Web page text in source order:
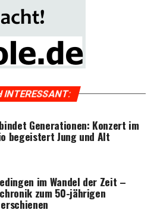
INTER­ES­SANT:
Gene­ra­tio­nen: Kon­zert im
begeis­tert Jung und Alt
im Wan­del der Zeit –
zum 50-jäh­ri­gen